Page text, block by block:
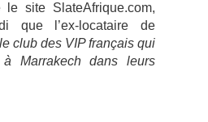
site SlateAfrique.com,
que l’ex-locataire de
le club des VIP français qui
Marrakech dans leurs